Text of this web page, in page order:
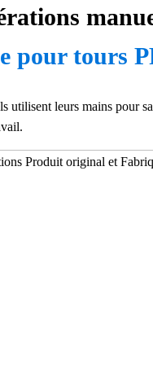
pour tours
utilisent leurs mains pour